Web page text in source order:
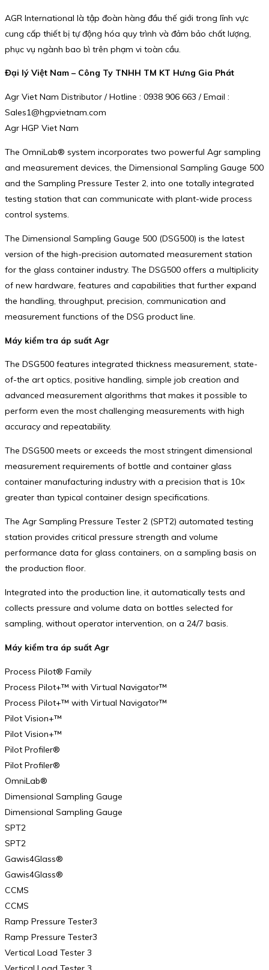
AGR International là tập đoàn hàng đầu thế giới trong lĩnh vực
cung cấp thiết bị tự động hóa quy trình và đảm bảo chất lượng,
phục vụ ngành bao bì trên phạm vi toàn cầu.
Đại lý Việt Nam – Công Ty TNHH TM KT Hưng Gia Phát
Agr Viet Nam Distributor / Hotline : 0938 906 663 / Email :
Sales1@hgpvietnam.com
Agr HGP Viet Nam
The OmniLab® system incorporates two powerful Agr sampling
and measurement devices, the Dimensional Sampling Gauge 500
and the Sampling Pressure Tester 2, into one totally integrated
testing station that can communicate with plant-wide process
control systems.
The Dimensional Sampling Gauge 500 (DSG500) is the latest
version of the high-precision automated measurement station
for the glass container industry. The DSG500 offers a multiplicity
of new hardware, features and capabilities that further expand
the handling, throughput, precision, communication and
measurement functions of the DSG product line.
Máy kiểm tra áp suất Agr
The DSG500 features integrated thickness measurement, state-
of-the art optics, positive handling, simple job creation and
advanced measurement algorithms that makes it possible to
perform even the most challenging measurements with high
accuracy and repeatability.
The DSG500 meets or exceeds the most stringent dimensional
measurement requirements of bottle and container glass
container manufacturing industry with a precision that is 10×
greater than typical container design specifications.
The Agr Sampling Pressure Tester 2 (SPT2) automated testing
station provides critical pressure strength and volume
performance data for glass containers, on a sampling basis on
the production floor.
Integrated into the production line, it automatically tests and
collects pressure and volume data on bottles selected for
sampling, without operator intervention, on a 24/7 basis.
Máy kiểm tra áp suất Agr
Process Pilot® Family
Process Pilot+™ with Virtual Navigator™
Process Pilot+™ with Virtual Navigator™
Pilot Vision+™
Pilot Vision+™
Pilot Profiler®
Pilot Profiler®
OmniLab®
Dimensional Sampling Gauge
Dimensional Sampling Gauge
SPT2
SPT2
Gawis4Glass®
Gawis4Glass®
CCMS
CCMS
Ramp Pressure Tester3
Ramp Pressure Tester3
Vertical Load Tester 3